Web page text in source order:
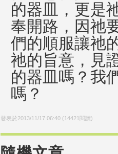
的器皿，更是
奉開路，因祂
們的順服讓祂
祂的旨意，見
的器皿嗎？我
嗎？
發表於2013/11/17 06:40(14421 閱讀)